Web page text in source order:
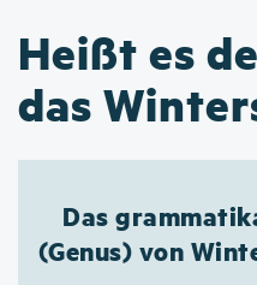
Heißt es
das
Das
(Genus) von